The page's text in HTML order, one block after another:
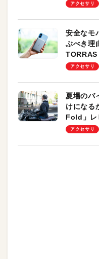
のモバイ
アクセサリ
安全なモ
ぶべき理
ーも
アクセサリ
夏場のバ
けになる
Fold」レ
却プレー
アクセサリ